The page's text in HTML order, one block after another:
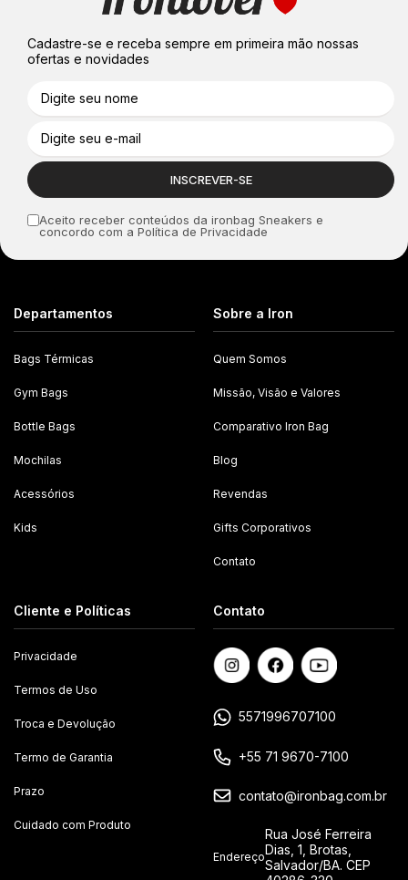
Cadastre-se e receba sempre em primeira mão nossas
ofertas e novidades
Aceito receber conteúdos da ironbag Sneakers e
concordo com a Política de Privacidade
Departamentos
Bags Térmicas
Gym Bags
Bottle Bags
Mochilas
Acessórios
Kids
Sobre a Iron
Quem Somos
Missão, Visão e Valores
Comparativo Iron Bag
Blog
Revendas
Gifts Corporativos
Contato
Cliente e Políticas
Privacidade
Termos de Uso
Troca e Devolução
Termo de Garantia
Prazo
Cuidado com Produto
Contato
5571996707100
+55 71 9670-7100
contato@ironbag.com.br
Endereço
Rua José Ferreira
Dias, 1, Brotas,
Salvador/BA. CEP